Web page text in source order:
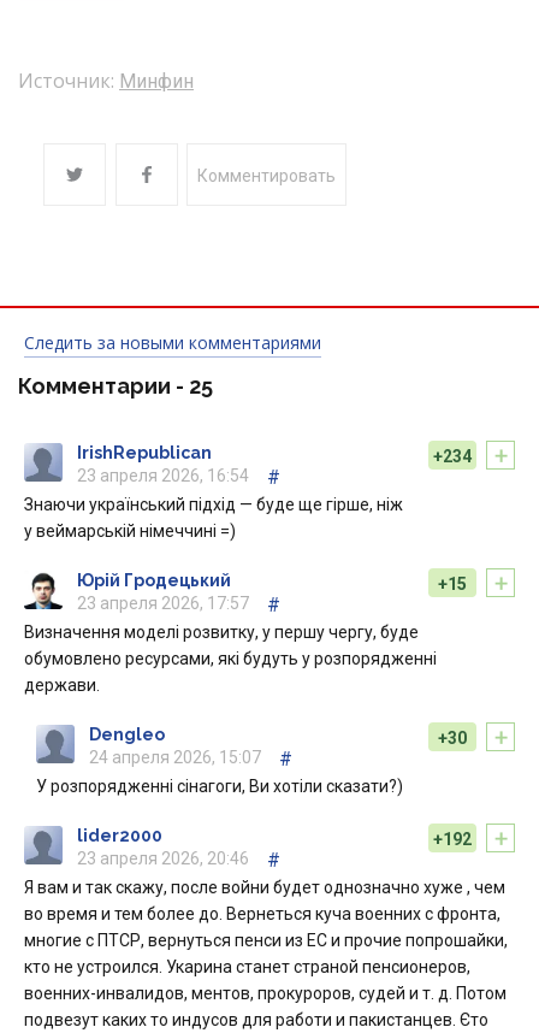
Источник: Минфин
Комментировать
Следить за новыми комментариями
Комментарии - 25
+
+234
IrishRepublican
23 апреля 2026, 16:54
#
Знаючи український підхід — буде ще гірше, ніж
у веймарській німеччині =)
+
+15
Юрій Гродецький
23 апреля 2026, 17:57
#
Визначення моделі розвитку, у першу чергу, буде
обумовлено ресурсами, які будуть у розпорядженні
держави.
+
+30
Dengleo
24 апреля 2026, 15:07
#
У розпорядженні сінагоги, Ви хотіли сказати?)
+
+192
lider2000
23 апреля 2026, 20:46
#
Я вам и так скажу, после войни будет однозначно хуже , чем
во время и тем более до. Вернеться куча военних с фронта,
многие с ПТСР, вернуться пенси из ЕС и прочие попрошайки,
кто не устроился. Укарина станет страной пенсионеров,
военних-инвалидов, ментов, прокуроров, судей и т. д. Потом
подвезут каких то индусов для работи и пакистанцев. Єто